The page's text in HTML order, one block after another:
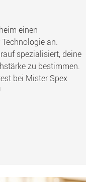
einen
an.
spezialisiert, deine
zu bestimmen.
bei Mister Spex